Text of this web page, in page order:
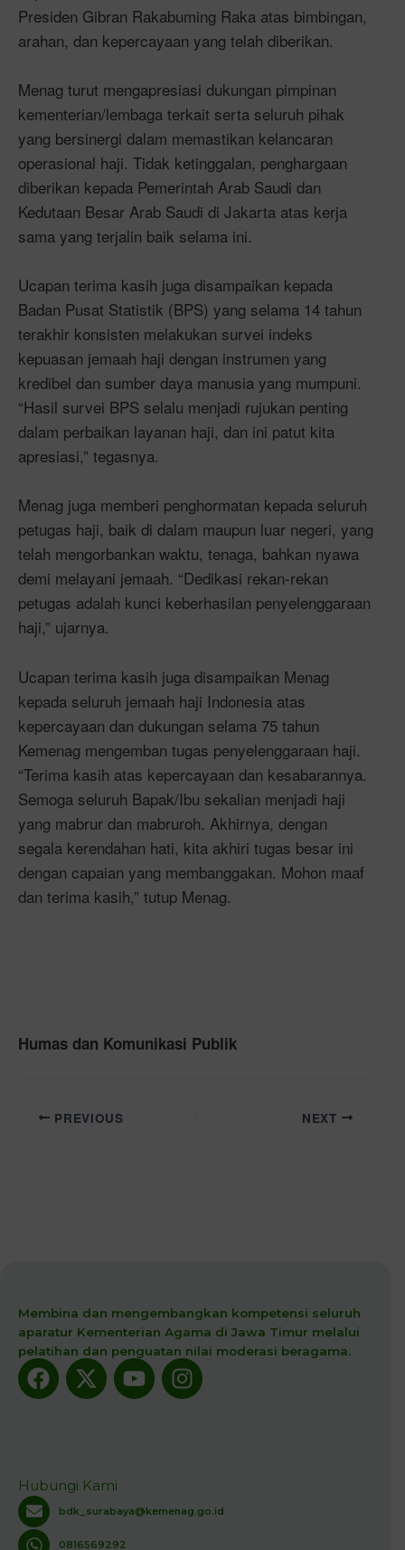
Presiden Gibran Rakabuming Raka atas bimbingan,
arahan, dan kepercayaan yang telah diberikan.
Menag turut mengapresiasi dukungan pimpinan
kementerian/lembaga terkait serta seluruh pihak
yang bersinergi dalam memastikan kelancaran
operasional haji. Tidak ketinggalan, penghargaan
diberikan kepada Pemerintah Arab Saudi dan
Kedutaan Besar Arab Saudi di Jakarta atas kerja
sama yang terjalin baik selama ini.
Ucapan terima kasih juga disampaikan kepada
Badan Pusat Statistik (BPS) yang selama 14 tahun
terakhir konsisten melakukan survei indeks
kepuasan jemaah haji dengan instrumen yang
kredibel dan sumber daya manusia yang mumpuni.
“Hasil survei BPS selalu menjadi rujukan penting
dalam perbaikan layanan haji, dan ini patut kita
apresiasi,” tegasnya.
Menag juga memberi penghormatan kepada seluruh
petugas haji, baik di dalam maupun luar negeri, yang
telah mengorbankan waktu, tenaga, bahkan nyawa
demi melayani jemaah. “Dedikasi rekan-rekan
petugas adalah kunci keberhasilan penyelenggaraan
haji,” ujarnya.
Ucapan terima kasih juga disampaikan Menag
kepada seluruh jemaah haji Indonesia atas
kepercayaan dan dukungan selama 75 tahun
Kemenag mengemban tugas penyelenggaraan haji.
“Terima kasih atas kepercayaan dan kesabarannya.
Semoga seluruh Bapak/Ibu sekalian menjadi haji
yang mabrur dan mabruroh. Akhirnya, dengan
segala kerendahan hati, kita akhiri tugas besar ini
dengan capaian yang membanggakan. Mohon maaf
dan terima kasih,” tutup Menag.
Humas dan Komunikasi Publik
PREVIOUS NEXT
Membina dan mengembangkan kompetensi seluruh
aparatur Kementerian Agama di Jawa Timur melalui
pelatihan dan penguatan nilai moderasi beragama.
Facebook
X-
twitter
YoutubeInstagram
Hubungi Kami
bdk_surabaya@kemenag.go.id
0816569292